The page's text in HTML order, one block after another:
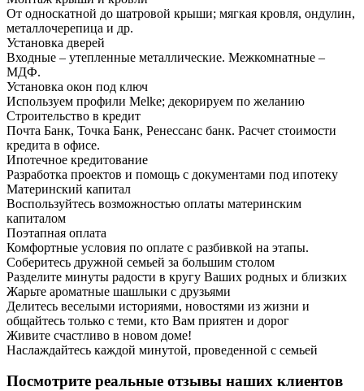
От односкатной до шатровой крыши; мягкая кровля, ондулин,
металлочерепица и др.
Установка дверей
Входные – утепленные металлические. Межкомнатные –
МДФ.
Установка окон под ключ
Используем профили Melke; декорируем по желанию
Строительство в кредит
Почта Банк, Точка Банк, Ренессанс банк. Расчет стоимости
кредита в офисе.
Ипотечное кредитование
Разработка проектов и помощь с документами под ипотеку
Материнский капитал
Воспользуйтесь возможностью оплаты материнским
капиталом
Поэтапная оплата
Комфортные условия по оплате с разбивкой на этапы.
Соберитесь дружной семьей за большим столом
Разделите минуты радости в кругу Ваших родных и близких
Жарьте ароматные шашлыки с друзьями
Делитесь веселыми историями, новостями из жизни и
общайтесь только с теми, кто Вам приятен и дорог
Живите счастливо в новом доме!
Наслаждайтесь каждой минутой, проведенной с семьей
Посмотрите реальные отзывы наших клиентов